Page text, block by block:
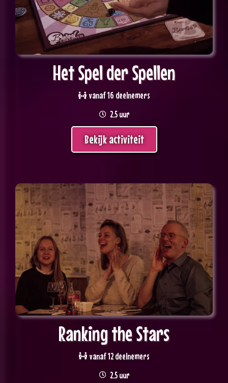
Het Spel der Spellen
vanaf 16 deelnemers
2,5 uur
Bekijk activiteit
Ranking the Stars
vanaf 12 deelnemers
2,5 uur